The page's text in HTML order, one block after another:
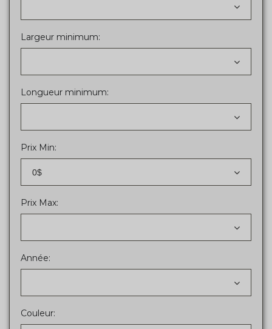
Largeur minimum:
Longueur minimum:
Prix Min:
0$
Prix Max:
Année:
Couleur: